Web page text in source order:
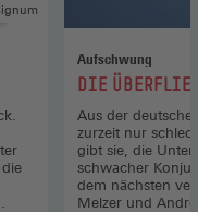
Aufschwung
:DIE
Aus der
zurzeit nur
gibt sie, die
schwacher
dem nächsten
Melzer und